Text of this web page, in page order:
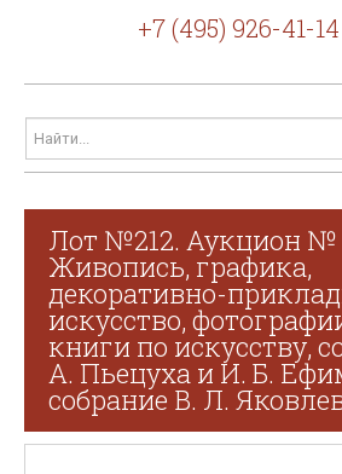
+7 (495) 926-41-14
Лот №212. Аукцион №
Живопись, графика,
декоративно-
искусство,
книги по искусству,
А. Пьецуха и И. Б.
собрание В. Л.